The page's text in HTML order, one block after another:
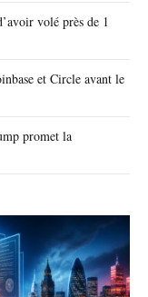
volé près de 1
et Circle avant le
promet la